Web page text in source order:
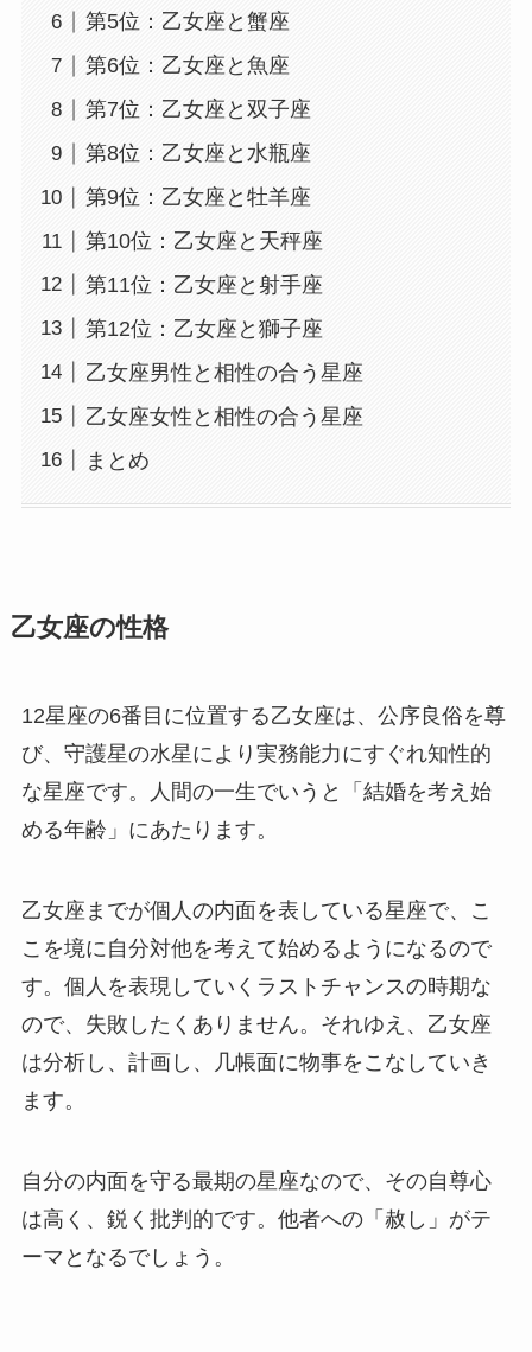
第5位：乙女座と蟹座
第6位：乙女座と魚座
第7位：乙女座と双子座
第8位：乙女座と水瓶座
第9位：乙女座と牡羊座
第10位：乙女座と天秤座
第11位：乙女座と射手座
第12位：乙女座と獅子座
乙女座男性と相性の合う星座
乙女座女性と相性の合う星座
まとめ
乙女座の性格
12星座の6番目に位置する乙女座は、公序良俗を尊
び、守護星の水星により実務能力にすぐれ知性的
な星座です。人間の一生でいうと「結婚を考え始
める年齢」にあたります。
乙女座までが個人の内面を表している星座で、こ
こを境に自分対他を考えて始めるようになるので
す。個人を表現していくラストチャンスの時期な
ので、失敗したくありません。それゆえ、乙女座
は分析し、計画し、几帳面に物事をこなしていき
ます。
自分の内面を守る最期の星座なので、その自尊心
は高く、鋭く批判的です。他者への「赦し」がテ
ーマとなるでしょう。